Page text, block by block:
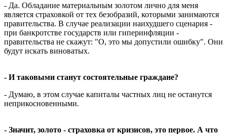
- Да. Обладание материальным золотом лично для меня
является страховкой от тех безобразий, которыми занимаются
правительства. В случае реализации наихудшего сценария -
при банкротстве государств или гиперинфляции -
правительства не скажут: "О, это мы допустили ошибку". Они
будут искать виноватых.
- И таковыми станут состоятельные граждане?
- Думаю, в этом случае капиталы частных лиц не останутся
неприкосновенными.
- Значит, золото - страховка от кризисов, это первое. А что